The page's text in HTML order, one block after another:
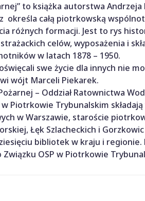
to książka autorstwa
określa całą piotrkowską
różnych formacji. Jest to rys
celów, wyposażenia i
w latach 1878 – 1950.
swe życie dla innych nie
wójt Marceli Piekarek.
– Oddział Ratownictwa
Piotrkowie Trybunalskim
w Warszawie, staroście
Łęk Szlacheckich i
bibliotek w kraju i
OSP w Piotrkowie